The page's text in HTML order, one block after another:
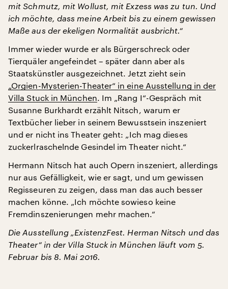
mit Schmutz, mit Wollust, mit Exzess was zu tun. Und
ich möchte, dass meine Arbeit bis zu einem gewissen
Maße aus der ekeligen Normalität ausbricht.“
Immer wieder wurde er als Bürgerschreck oder
Tierquäler angefeindet – später dann aber als
Staatskünstler ausgezeichnet. Jetzt zieht sein
„Orgien-Mysterien-Theater“ in eine Ausstellung in der
Villa Stuck in München. Im „Rang I“-Gespräch mit
Susanne Burkhardt erzählt Nitsch, warum er
Textbücher lieber in seinem Bewusstsein inszeniert
und er nicht ins Theater geht: „Ich mag dieses
zuckerlraschelnde Gesindel im Theater nicht.“
Hermann Nitsch hat auch Opern inszeniert, allerdings
nur aus Gefälligkeit, wie er sagt, und um gewissen
Regisseuren zu zeigen, dass man das auch besser
machen könne. „Ich möchte sowieso keine
Fremdinszenierungen mehr machen.“
Die Ausstellung „ExistenzFest. Herman Nitsch und das
Theater“ in der Villa Stuck in München läuft vom 5.
Februar bis 8. Mai 2016.